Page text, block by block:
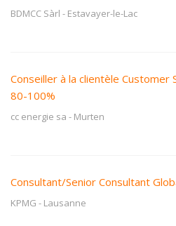
BDMCC Sàrl - Estavayer-le-Lac
Conseiller à la clientèle Customer
80-100%
cc energie sa - Murten
Consultant/Senior Consultant
KPMG - Lausanne